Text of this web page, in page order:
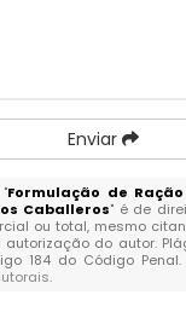
Enviar
Formulação de
Caballeros" é de
ou total, mesmo
do autor.
184 do Código
.